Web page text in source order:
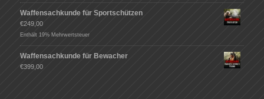
Waffensachkunde für Sportschützen
€249,00
Enthält 19% Mehrwertsteuer
Waffensachkunde für Bewacher
€399,00